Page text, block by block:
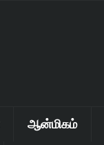
ஆன்மிகம்